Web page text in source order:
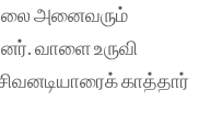
அனைவரும்
வாளை உருவி
காத்தார்